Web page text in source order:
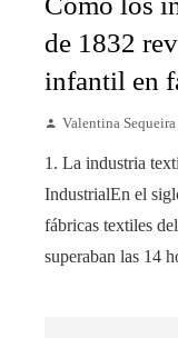
de 1832
infantil en
Valentina Sequeira
1. La industria
IndustrialEn el
fábricas textiles
superaban las 14